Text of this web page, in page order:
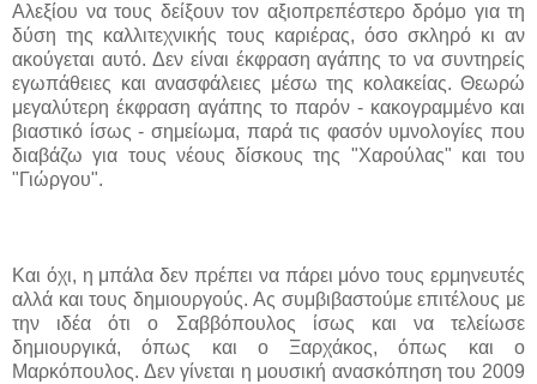
Αλεξίου να τους δείξουν τον αξιοπρεπέστερο δρόμο για τη
δύση της καλλιτεχνικής τους καριέρας, όσο σκληρό κι αν
ακούγεται αυτό. Δεν είναι έκφραση αγάπης το να συντηρείς
εγωπάθειες και ανασφάλειες μέσω της κολακείας. Θεωρώ
μεγαλύτερη έκφραση αγάπης το παρόν - κακογραμμένο και
βιαστικό ίσως - σημείωμα, παρά τις φασόν υμνολογίες που
διαβάζω για τους νέους δίσκους της "Χαρούλας" και του
"Γιώργου".
Και όχι, η μπάλα δεν πρέπει να πάρει μόνο τους ερμηνευτές
αλλά και τους δημιουργούς. Ας συμβιβαστούμε επιτέλους με
την ιδέα ότι ο Σαββόπουλος ίσως και να τελείωσε
δημιουργικά, όπως και ο Ξαρχάκος, όπως και ο
Μαρκόπουλος. Δεν γίνεται η μουσική ανασκόπηση του 2009